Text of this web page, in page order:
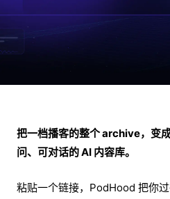
把一档播客的整个 archive，变
问、可对话的 AI 内容库。
粘贴一个链接，PodHood 把你